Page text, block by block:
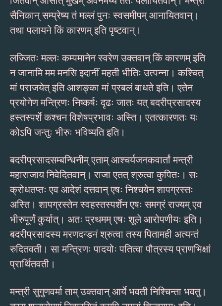
सैनिकान् सम्प्रेष्य तं मल्लं पुनः स्वसमीपम् आनायितवान्।
तथा पलायने किं कारणम् इति पृष्टवान्।
लज्जितः मल्लः कम्पमानेन स्वरेण उक्तवान् किं कारणम् इति
न जानामि मम मनसि इदानीं महती भीतिः उत्पन्ना। कश्चित्
मां पराजयेत् इति आशङ्का मां प्रबलं बाधते इति। एतेन
प्रयोगेण मन्त्रिणः निष्कर्षः दृढः जातः यत् बदरीप्रसादस्य
हस्तस्पर्शे कश्चन विशेषप्रभावः अस्ति। एतत्कारणतः यः
कोऽपि जन्तुः भीरुः भविष्यति इति।
बदरीप्रसादसम्बन्धिनीम् एताम् आश्चर्यजनकवार्तां मन्त्री
महाराजाय निवेदितवान्। राजा एतत् श्रुत्वा कुपितः। सः
क्रोधतप्तः एव आदेशं दत्तवान् एषः निश्चयेन शापग्रस्तः
अस्ति। शापग्रस्तेन स्वहस्तस्पर्शेन एषः समग्रं राज्यम् एव
भीरुपूर्णं कुर्यात्। अतः प्रथमम् एषः शूले आरोपणीयः इति।
बदरीप्रसादस्य मरणदन्डनं श्रुत्वा तस्य पितामही अत्यन्तं
रुदितवती। सा मन्त्रिणः पादयोः पतित्वा पौत्रस्य प्राणभिक्षां
प्रार्थितवती।
मन्त्री सुगुणवर्मा ताम् उक्तवान् आर्ये भवती निश्चिन्ता भवतु।